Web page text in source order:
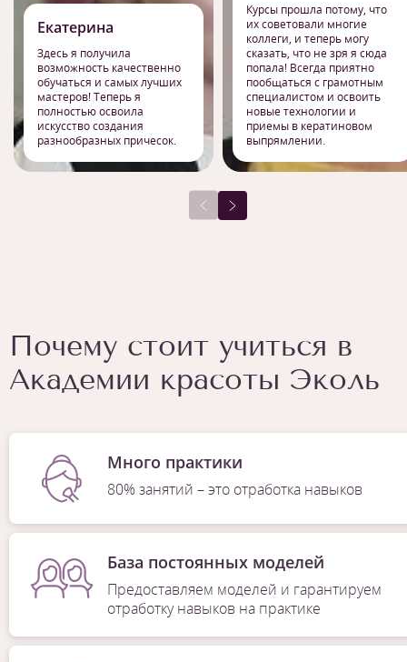
Екатерина
Здесь я получила
возможность качественно
обучаться и самых лучших
мастеров! Теперь я
полностью освоила
искусство создания
разнообразных причесок.
Курсы прошла потому, что
их советовали многие
коллеги, и теперь могу
сказать, что не зря я сюда
попала! Всегда приятно
пообщаться с грамотным
специалистом и освоить
новые технологии и
приемы в кератиновом
выпрямлении.
Почему стоит учиться в
Академии красоты Эколь
Много практики
80% занятий – это отработка навыков
База постоянных моделей
Предоставляем моделей и гарантируем
отработку навыков на практике